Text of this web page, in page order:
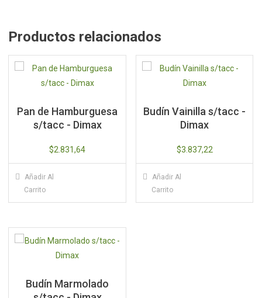
Productos relacionados
Pan de Hamburguesa
s/tacc - Dimax
$2.831,64
Añadir Al
Carrito
Budín Vainilla s/tacc -
Dimax
$3.837,22
Añadir Al
Carrito
Budín Marmolado